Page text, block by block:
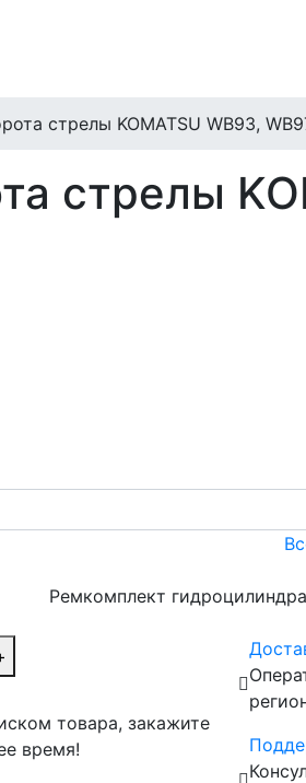
стрелы KOMATSU WB93,
стрелы
Ремкомплект
товара, закажите
время!